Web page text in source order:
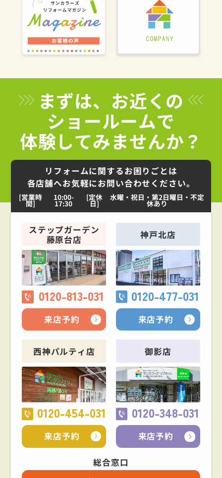
まずは、お近くの
ショールームで
体験してみませんか？
リフォームに関するお困りごとは
各店舗へお気軽にお問い合わせください。
[営業時
間]
10:00-
17:30
[定休
日]
水曜・祝日・第2日曜日・不定
休あり
ステップガーデン
藤原台店
0120-813-031
来店予約
神戸北店
0120-477-031
来店予約
西神パルティ店
0120-454-031
来店予約
御影店
0120-348-031
来店予約
総合窓口